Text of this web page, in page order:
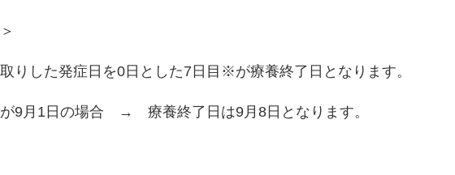
した発症日を0日とした7日目※が療養終了日となります。
1日の場合 → 療養終了日は9月8日となります。